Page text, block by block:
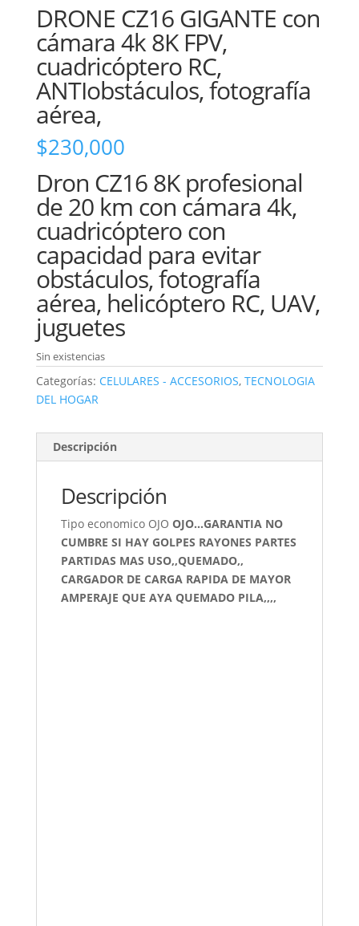
DRONE CZ16 GIGANTE con
cámara 4k 8K FPV,
cuadricóptero RC,
ANTIobstáculos, fotografía
aérea,
$230,000
Dron CZ16 8K profesional
de 20 km con cámara 4k,
cuadricóptero con
capacidad para evitar
obstáculos, fotografía
aérea, helicóptero RC, UAV,
juguetes
Sin existencias
Categorías: CELULARES - ACCESORIOS, TECNOLOGIA
DEL HOGAR
Descripción
Descripción
Tipo economico OJO OJO…GARANTIA NO
CUMBRE SI HAY GOLPES RAYONES PARTES
PARTIDAS MAS USO,,QUEMADO,,
CARGADOR DE CARGA RAPIDA DE MAYOR
AMPERAJE QUE AYA QUEMADO PILA,,,,